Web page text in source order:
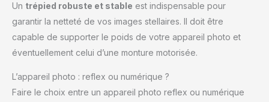
Un trépied robuste et stable est indispensable pour
garantir la netteté de vos images stellaires. Il doit être
capable de supporter le poids de votre appareil photo et
éventuellement celui d’une monture motorisée.
L’appareil photo : reflex ou numérique ?
Faire le choix entre un appareil photo reflex ou numérique